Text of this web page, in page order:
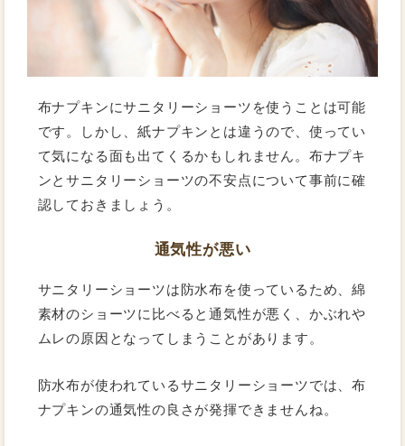
布ナプキンにサニタリーショーツを使うことは可能
です。しかし、紙ナプキンとは違うので、使ってい
て気になる面も出てくるかもしれません。布ナプキ
ンとサニタリーショーツの不安点について事前に確
認しておきましょう。
通気性が悪い
サニタリーショーツは防水布を使っているため、綿
素材のショーツに比べると通気性が悪く、かぶれや
ムレの原因となってしまうことがあります。
防水布が使われているサニタリーショーツでは、布
ナプキンの通気性の良さが発揮できませんね。